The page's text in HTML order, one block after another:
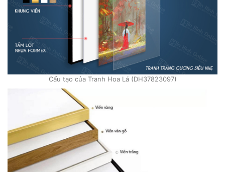
Cấu tạo của Tranh Hoa Lá (DH37823097)